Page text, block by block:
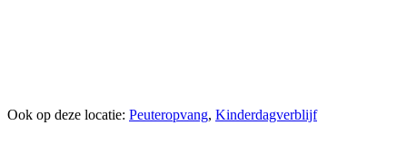
Ook op deze locatie: Peuteropvang, Kinderdagverblijf